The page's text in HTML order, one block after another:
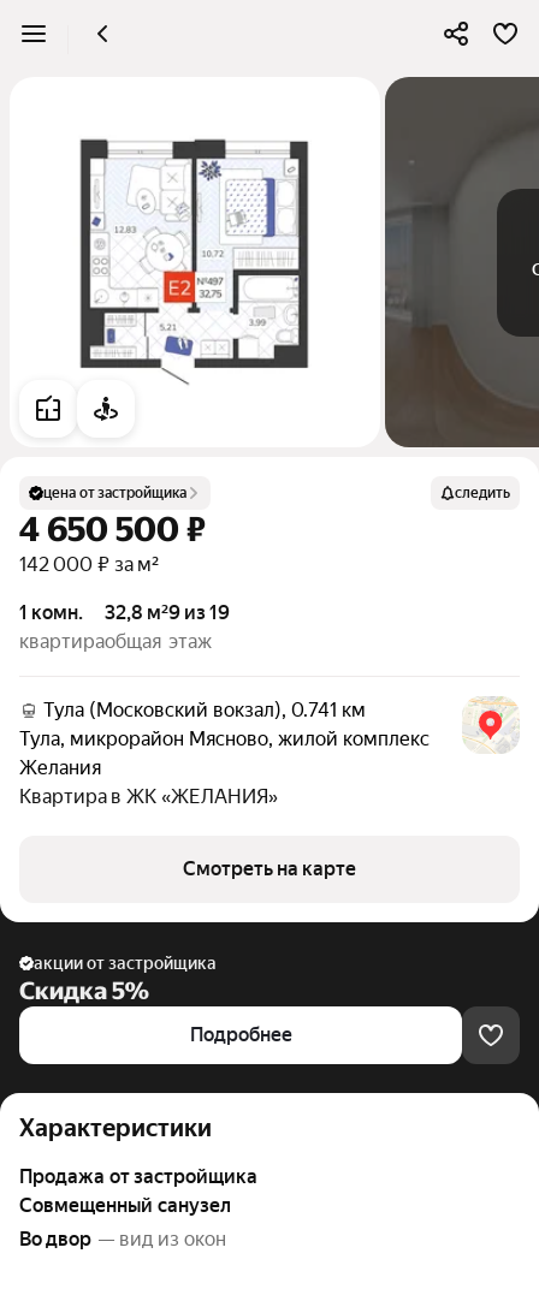
цена от застройщика следить
4 650 500 ₽
142 000 ₽ за м²
1 комн.
квартира
32,8 м²
общая
9 из 19
этаж
Тула (Московский вокзал), 0.741 км
Тула, микрорайон Мясново, жилой комплекс
Желания
Квартира в ЖК «ЖЕЛАНИЯ»
Смотреть на карте
акции от застройщика
Скидка 5%
Подробнее
Характеристики
Продажа от застройщика
Совмещенный санузел
Во двор
— вид из окон